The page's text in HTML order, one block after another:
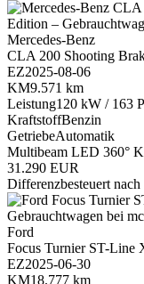
Mercedes-Benz
CLA 200 Shooting
EZ2025-08-06
KM9.571 km
Leistung120 kW / 163
KraftstoffBenzin
GetriebeAutomatik
Multibeam LED 360°
31.290 EUR
Differenzbesteuert
Ford
Focus Turnier ST-
EZ2025-06-30
KM18.777 km